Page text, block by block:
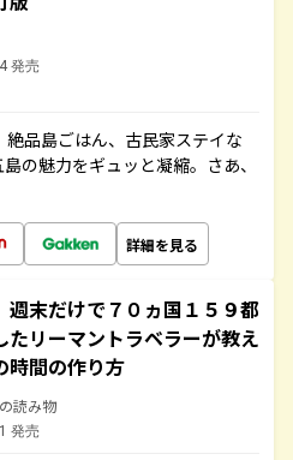
発売
品島ごはん、古民家ステイな
の魅力をギュッと凝縮。さあ、
詳細を見る
末だけで７０ヵ国１５９都
たリーマントラベラーが教え
時間の作り方
読み物
発売